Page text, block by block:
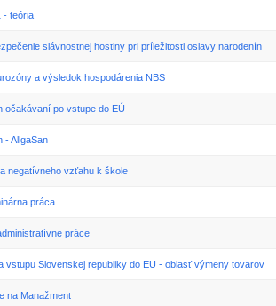
- teória
slávnostnej hostiny pri príležitosti oslavy narodenín
a výsledok hospodárenia NBS
očakávaní po vstupe do EÚ
- AllgaSan
negatívneho vzťahu k škole
práca
práce
vstupu Slovenskej republiky do EU - oblasť výmeny tovarov
na Manažment